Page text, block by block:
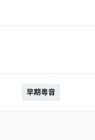
早期粵音